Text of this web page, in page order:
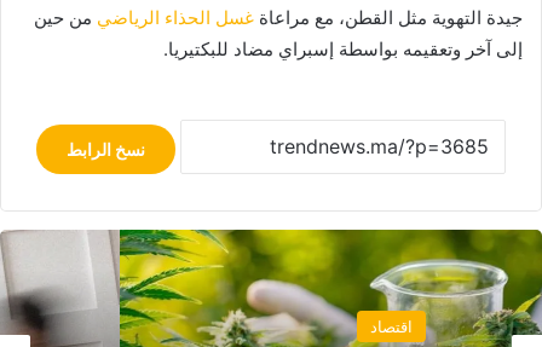
جيدة التهوية مثل القطن، مع مراعاة غسل الحذاء الرياضي من حين
إلى آخر وتعقيمه بواسطة إسبراي مضاد للبكتيريا.
نسخ الرابط
صحة و جمال